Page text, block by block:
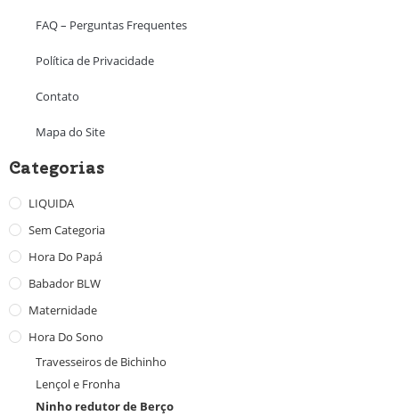
FAQ – Perguntas Frequentes
Política de Privacidade
Contato
Mapa do Site
Categorias
LIQUIDA
Sem Categoria
Hora Do Papá
Babador BLW
Maternidade
Hora Do Sono
Travesseiros de Bichinho
Lençol e Fronha
Ninho redutor de Berço